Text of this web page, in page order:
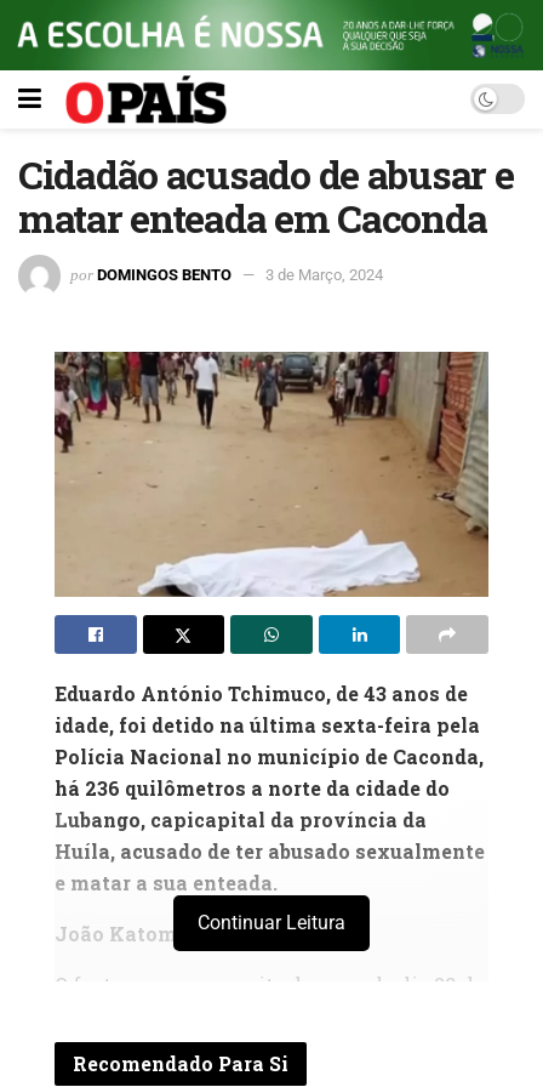
Cidadão acusado de abusar e
matar enteada em Caconda
por DOMINGOS BENTO 3 de Março, 2024
Eduardo António Tchimuco, de 43 anos de
idade, foi detido na última sexta-feira pela
Polícia Nacional no município de Caconda,
há 236 quilômetros a norte da cidade do
Lubango, capicapital da província da
Huíla, acusado de ter abusado sexualmente
e matar a sua enteada.
João Katombela, na Huíla
O facto ocorreu na noite do passado dia 29 do
anos de idade, saia da sua residência na
localidade do Cusse, que dista a 50
Continuar Leitura
Recomendado Para Si